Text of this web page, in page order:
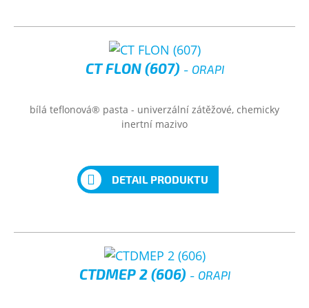
CT FLON (607) - ORAPI
bílá teflonová® pasta - univerzální zátěžové, chemicky
inertní mazivo
DETAIL PRODUKTU
CTDMEP 2 (606) - ORAPI